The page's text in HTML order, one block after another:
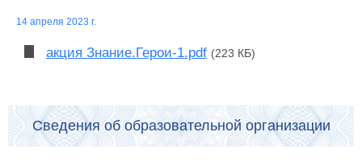
14 апреля 2023 г.
акция Знание.Герои-1.pdf (223 КБ)
Сведения об образовательной организации